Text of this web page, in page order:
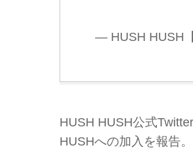
— HUSH HUSH
HUSH HUSH公式
HUSHへの加入を報告。